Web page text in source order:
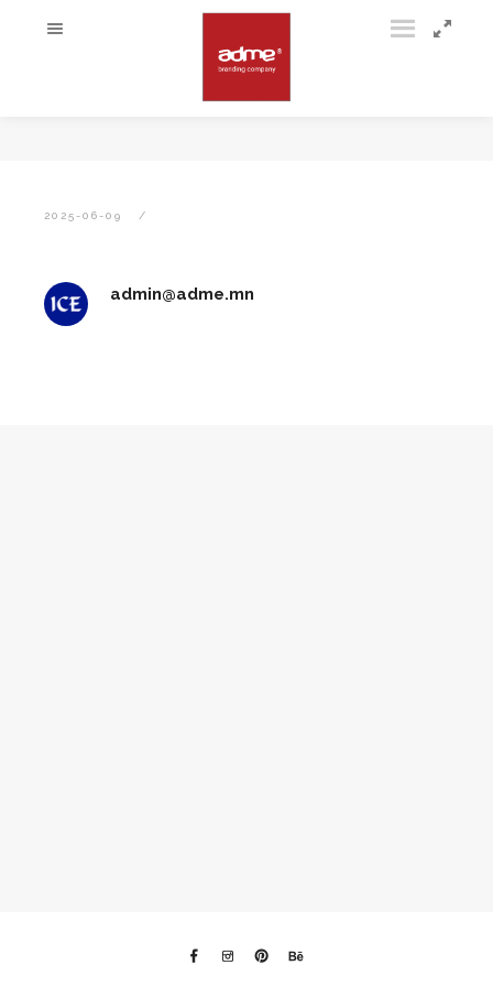
2025-06-09
admin@adme.mn